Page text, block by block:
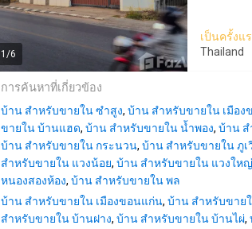
ไม่เกิน
แก่นนคร
1 /6
ถนนมิตร
2.2 กม.
ออฟฟิศ 💰 ปกติราคาขาย: 9.9 ล้านบาท ลดเหลือ 8.9
ล้านบาท
ติดต่อ:
ออฟฟิศข
พยาบาล
ขอนแก่น
เป็นครั้งแ
Thailand
การค้นหาที่เกี่ยวข้อง
บ้าน สำหรับขายใน ซำสูง, บ้าน สำหรับขายใน เมือง
ขายใน บ้านแฮด, บ้าน สำหรับขายใน น้ำพอง, บ้าน ส
บ้าน สำหรับขายใน กระนวน, บ้าน สำหรับขายใน ภูเ
สำหรับขายใน แวงน้อย, บ้าน สำหรับขายใน แวงใหญ่
หนองสองห้อง, บ้าน สำหรับขายใน พล
บ้าน สำหรับขายใน เมืองขอนแก่น, บ้าน สำหรับขาย
สำหรับขายใน บ้านฝาง, บ้าน สำหรับขายใน บ้านไผ่,